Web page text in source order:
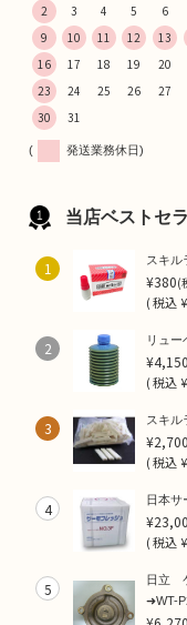
2
3 4 5 6
9
10 11 12 13
16
17 18 19 20
23
24 25 26 27
30
31
( 発送業務休日)
当店ベストセ
1 スキ
¥380(
(税込
2 リュ
¥4,150
(税込
3 スキル
¥2,700
(税込
4 日本
(税込
5
日立
➜WT-